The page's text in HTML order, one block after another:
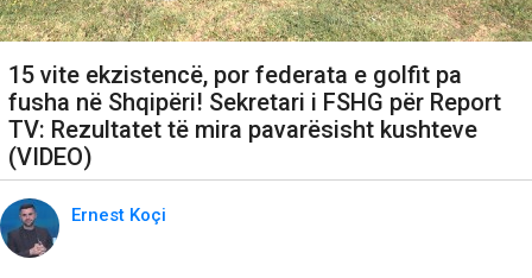
15 vite ekzistencë, por federata e golfit pa
fusha në Shqipëri! Sekretari i FSHG për Report
TV: Rezultatet të mira pavarësisht kushteve
(VIDEO)
Ernest Koçi